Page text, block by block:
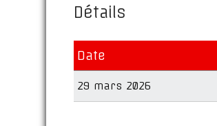
Détails
Date
29 mars 2026